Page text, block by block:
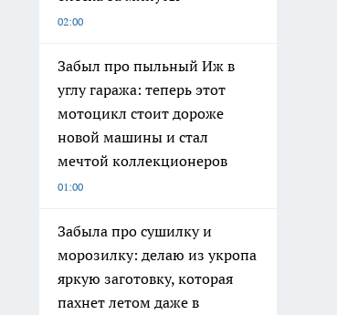
02:00
Забыл про пыльный Иж в
углу гаража: теперь этот
мотоцикл стоит дороже
новой машины и стал
мечтой коллекционеров
01:00
Забыла про сушилку и
морозилку: делаю из укропа
яркую заготовку, которая
пахнет летом даже в